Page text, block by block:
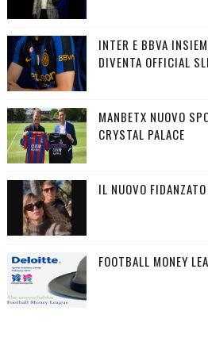
INTER E BBVA
DIVENTA OFFICIAL
MANBETX NUOVO
CRYSTAL PALACE
IL NUOVO
FOOTBALL MONEY